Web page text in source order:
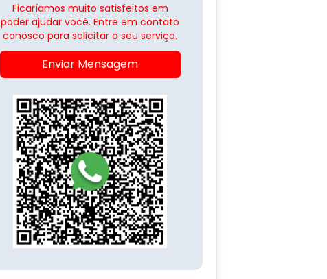
Ficaríamos muito satisfeitos em
poder ajudar você. Entre em contato
conosco para solicitar o seu serviço.
Enviar Mensagem